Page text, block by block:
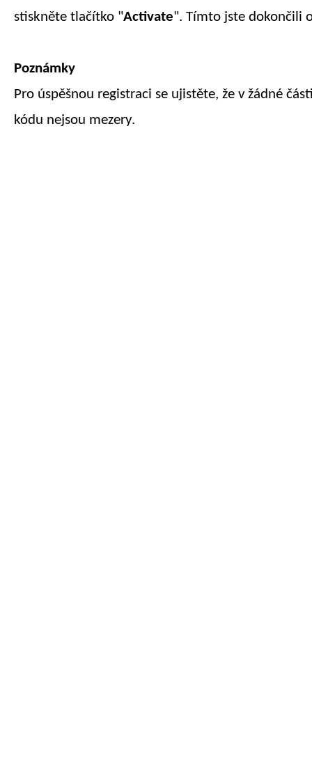
stiskněte tlačítko "Activate". Tímto jste dokončili
Poznámky
Pro úspěšnou registraci se ujistěte, že v žádné
kódu nejsou mezery.